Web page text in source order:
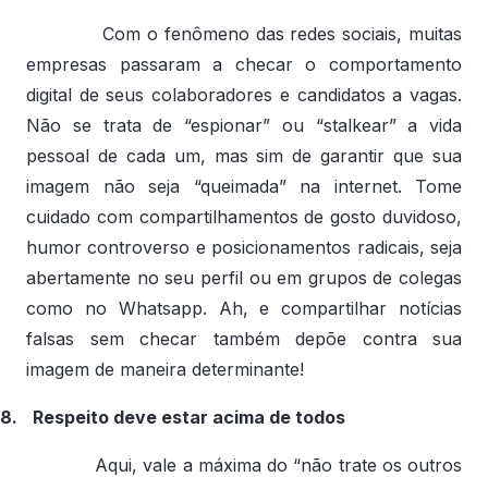
Com o fenômeno das redes sociais, muitas
empresas passaram a checar o comportamento
digital de seus colaboradores e candidatos a vagas.
Não se trata de “espionar” ou “stalkear” a vida
pessoal de cada um, mas sim de garantir que sua
imagem não seja “queimada” na internet. Tome
cuidado com compartilhamentos de gosto duvidoso,
humor controverso e posicionamentos radicais, seja
abertamente no seu perfil ou em grupos de colegas
como no Whatsapp. Ah, e compartilhar notícias
falsas sem checar também depõe contra sua
imagem de maneira determinante!
8. Respeito deve estar acima de todos
Aqui, vale a máxima do “não trate os outros